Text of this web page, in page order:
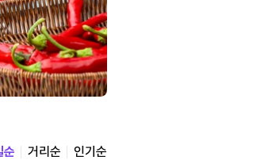
순 거리순 인기순